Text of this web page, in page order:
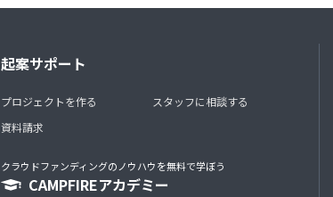
起案サポート
プロジェクトを作る
資料請求
スタッフに相談する
クラウドファンディングのノウハウを無料で学ぼう
CAMPFIREアカデミー